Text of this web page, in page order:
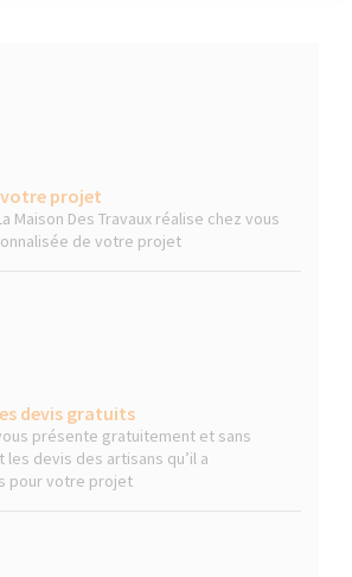
projet
Maison Des Travaux réalise chez vous
de votre projet
devis gratuits
présente gratuitement et sans
les devis des artisans qu’il a
pour votre projet